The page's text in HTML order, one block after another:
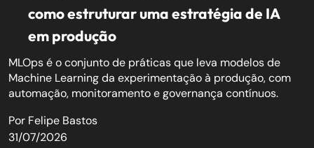
como estruturar uma estratégia de IA
em produção
MLOps é o conjunto de práticas que leva modelos de
Machine Learning da experimentação à produção, com
automação, monitoramento e governança contínuos.
Por Felipe Bastos
31/07/2026